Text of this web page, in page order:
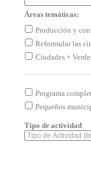
Áreas temáticas:
Producción y
Reformular las
Ciudades +
Programa
Pequeños
Tipo de actividad